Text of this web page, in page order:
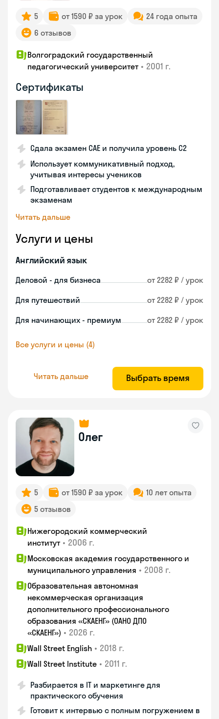
5 от 1590 ₽ за урок
24 года опыта
6 отзывов
Волгоградский государственный
педагогический университет • 2001 г.
Сертификаты
Сдала экзамен CAE и получила уровень С2
Использует коммуникативный подход,
учитывая интересы учеников
Подготавливает студентов к международным
экзаменам
Читать дальше
Услуги и цены
Английский язык
Деловой - для бизнеса от 2282 ₽ / урок
Для путешествий от 2282 ₽ / урок
Для начинающих - премиум от 2282 ₽ / урок
Все услуги и цены (4)
Читать дальше Выбрать время
Олег
5 от 1590 ₽ за урок
10 лет опыта
5 отзывов
Нижегородский коммерческий
институт • 2006 г.
Московская академия государственного и
муниципального управления • 2008 г.
Образовательная автономная
некоммерческая организация
дополнительного профессионального
образования «СКАЕНГ» (ОАНО ДПО
«СКАЕНГ») • 2026 г.
Wall Street English • 2018 г.
Wall Street Institute • 2011 г.
Разбирается в IT и маркетинге для
практического обучения
Готовит к интервью с полным погружением в